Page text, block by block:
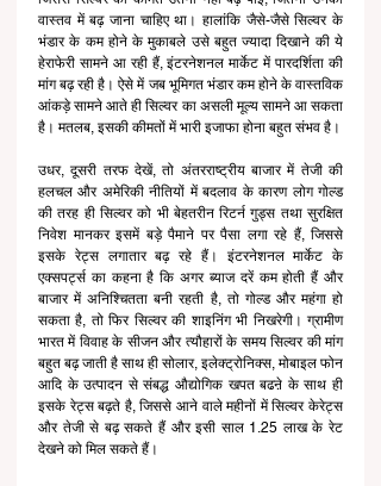
वास्तव में बढ़ जाना चाहिए था। हालांकि जैसे-जैसे सिल्वर के
भंडार के कम होने के मुकाबले उसे बहुत ज्यादा दिखाने की ये
हेराफेरी सामने आ रही हैं, इंटरनेशनल मार्केट में पारदर्शिता की
मांग बढ़ रही है। ऐसे में जब भूमिगत भंडार कम होने के वास्तविक
आंकड़े सामने आते ही सिल्वर का असली मूल्य सामने आ सकता
है। मतलब, इसकी कीमतों में भारी इजाफा होना बहुत संभव है।
उधर, दूसरी तरफ देखें, तो अंतरराष्ट्रीय बाजार में तेजी की
हलचल और अमेरिकी नीतियों में बदलाव के कारण लोग गोल्ड
की तरह ही सिल्वर को भी बेहतरीन रिटर्न गुड्स तथा सुरक्षित
निवेश मानकर इसमें बड़े पैमाने पर पैसा लगा रहे हैं, जिससे
इसके रेट्स लगातार बढ़ रहे हैं। इंटरनेशनल मार्केट के
एक्सपर्ट्स का कहना है कि अगर ब्याज दरें कम होती हैं और
बाजार में अनिश्चितता बनी रहती है, तो गोल्ड और महंगा हो
सकता है, तो फिर सिल्वर की शाइनिंग भी निखरेगी। ग्रामीण
भारत में विवाह के सीजन और त्यौहारों के समय सिल्वर की मांग
बहुत बढ़ जाती है साथ ही सोलार, इलेक्ट्रोनिक्स, मोबाइल फोन
आदि के उत्पादन से संबद्ध औद्योगिक खपत बढऩे के साथ ही
इसके रेट्स बढ़ते है, जिससे आने वाले महीनों में सिल्वर केरेट्स
और तेजी से बढ़ सकते हैं और इसी साल 1.25 लाख के रेट
देखने को मिल सकते हैं।